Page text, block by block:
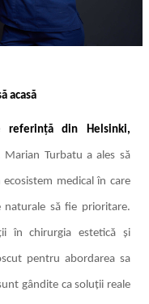
acasă
referință din Helsinki,
Marian Turbatu a ales să
medical în care
naturale să fie prioritare.
în chirurgia estetică și
pentru abordarea sa
gândite ca soluții reale